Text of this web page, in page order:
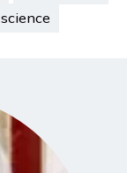
science